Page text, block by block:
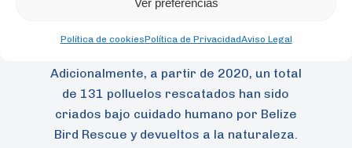
Ver preferencias
Política de cookiesPolítica de PrivacidadAviso Legal
través de programas ex situ parece ser
una opción viable en los esfuerzos
Adicionalmente, a partir de 2020, un total
de 131 polluelos rescatados han sido
criados bajo cuidado humano por Belize
Bird Rescue y devueltos a la naturaleza.